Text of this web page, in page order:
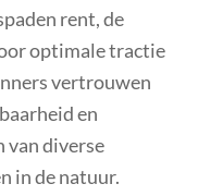
rent, de
optimale tractie
vertrouwen
en
van diverse
in de natuur.